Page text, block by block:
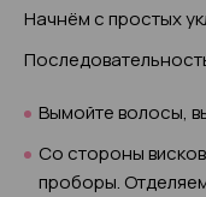
Начнём с простых
Вымойте волосы,
Со стороны
проборы.